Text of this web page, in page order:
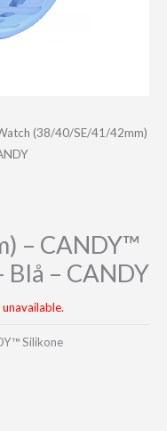
(38/40/SE/41/42mm)
– CANDY™
Blå – CANDY
Silikone